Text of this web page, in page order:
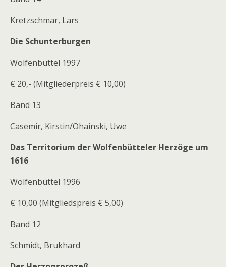
Kretzschmar, Lars
Die Schunterburgen
Wolfenbüttel 1997
€ 20,- (Mitgliederpreis € 10,00)
Band 13
Casemir, Kirstin/Ohainski, Uwe
Das Territorium der Wolfenbütteler Herzöge um
1616
Wolfenbüttel 1996
€ 10,00 (Mitgliedspreis € 5,00)
Band 12
Schmidt, Brukhard